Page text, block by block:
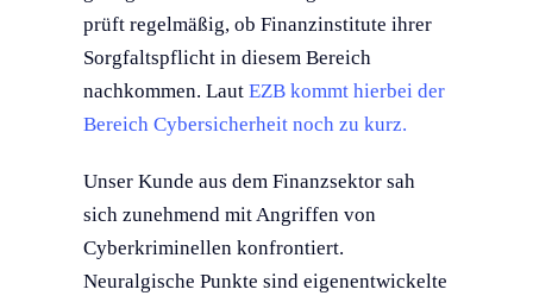
prüft regelmäßig, ob Finanzinstitute ihrer
Sorgfaltspflicht in diesem Bereich
nachkommen. Laut EZB kommt hierbei der
Bereich Cybersicherheit noch zu kurz.
Unser Kunde aus dem Finanzsektor sah
sich zunehmend mit Angriffen von
Cyberkriminellen konfrontiert.
Neuralgische Punkte sind eigenentwickelte